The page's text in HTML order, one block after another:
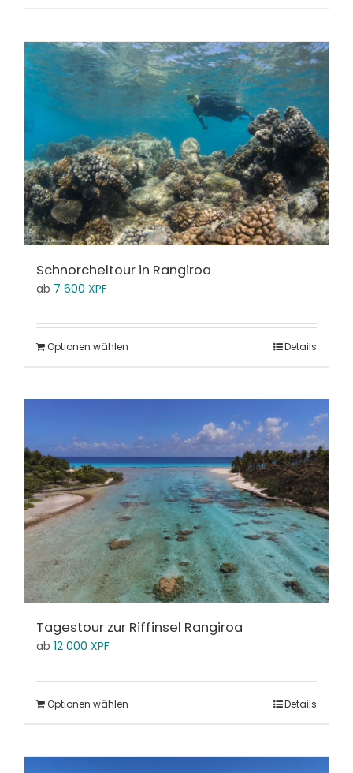
Schnorcheltour in Rangiroa
ab 7 600 XPF
Optionen wählen Details
Tagestour zur Riffinsel Rangiroa
ab 12 000 XPF
Optionen wählen Details